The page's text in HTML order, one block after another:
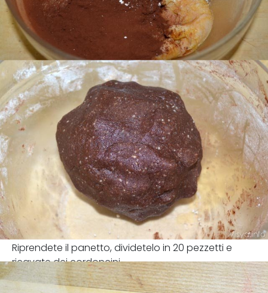
Riprendete il panetto, dividetelo in 20 pezzetti e
ricavate dei cordoncini.